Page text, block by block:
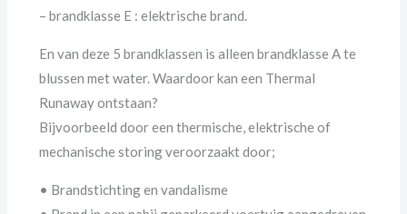
– brandklasse E : elektrische brand.
En van deze 5 brandklassen is alleen brandklasse A te
blussen met water. Waardoor kan een Thermal
Runaway ontstaan?
Bijvoorbeeld door een thermische, elektrische of
mechanische storing veroorzaakt door;
• Brandstichting en vandalisme